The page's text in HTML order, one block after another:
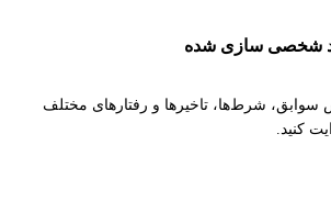
شخصی سازی شده
سوابق، شرط‌ها، تاخیرها و رفتارهای مختلف
کنید.